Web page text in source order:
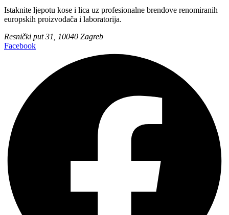
Istaknite ljepotu kose i lica uz profesionalne brendove renomiranih
europskih proizvođača i laboratorija.
Resnički put 31, 10040 Zagreb
Facebook